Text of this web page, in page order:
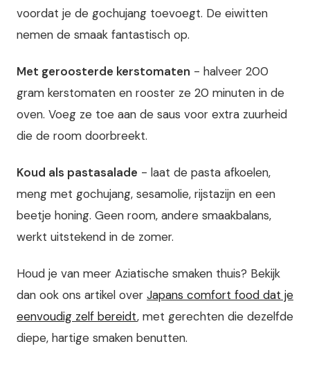
voordat je de gochujang toevoegt. De eiwitten
nemen de smaak fantastisch op.
Met geroosterde kerstomaten - halveer 200
gram kerstomaten en rooster ze 20 minuten in de
oven. Voeg ze toe aan de saus voor extra zuurheid
die de room doorbreekt.
Koud als pastasalade - laat de pasta afkoelen,
meng met gochujang, sesamolie, rijstazijn en een
beetje honing. Geen room, andere smaakbalans,
werkt uitstekend in de zomer.
Houd je van meer Aziatische smaken thuis? Bekijk
dan ook ons artikel over Japans comfort food dat je
eenvoudig zelf bereidt, met gerechten die dezelfde
diepe, hartige smaken benutten.